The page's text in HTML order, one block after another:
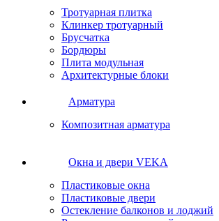
Тротуарная плитка
Клинкер тротуарный
Брусчатка
Бордюры
Плита модульная
Архитектурные блоки
Арматура
Композитная арматура
Окна и двери VEKA
Пластиковые окна
Пластиковые двери
Остекление балконов и лоджий